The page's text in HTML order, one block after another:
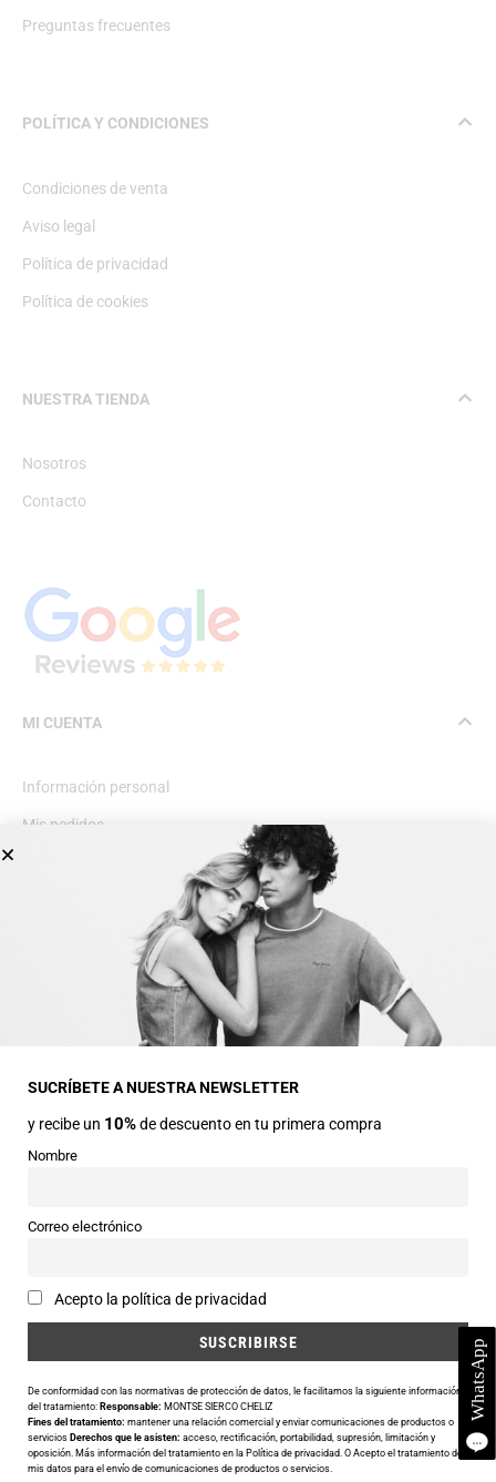
Preguntas frecuentes
POLÍTICA Y CONDICIONES
Condiciones de venta
Aviso legal
Política de privacidad
Política de cookies
NUESTRA TIENDA
Nosotros
Contacto
MI CUENTA
Información personal
Mis pedidos
INFORMACIÓN GENERAL
22330 Ainsa (Huesca)
Teléfonos
974 50 00 43
Horarios
Email
Utilizamos cookies para ofrecerte la mejor experiencia en nuestra
web.
SUCRÍBETE A NUESTRA NEWSLETTER
y recibe un 10%de descuento en tu primera compra
Nombre
Correo electrónico
Acepto la política de privacidad
De conformidad con las normativas de protección de datos, le facilitamos la siguiente información
del tratamiento: Responsable: MONTSE SIERCO CHELIZ
Fines del tratamiento: mantener una relación comercial y enviar comunicaciones de productos o
servicios Derechos que le asisten: acceso, rectificación, portabilidad, supresión, limitación y
oposición. Más información del tratamiento en la Política de privacidad. O Acepto el tratamiento de
mis datos para el envío de comunicaciones de productos o servicios.